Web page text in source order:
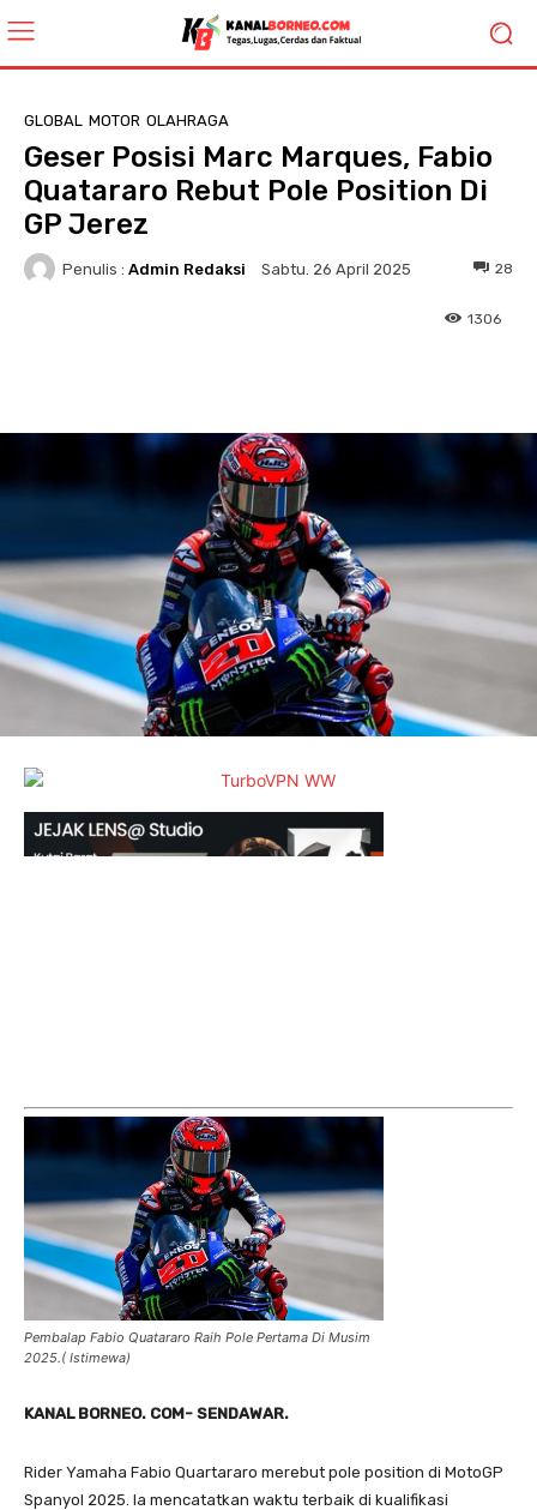
GLOBAL MOTOR OLAHRAGA
Geser Posisi Marc Marques, Fabio
Quatararo Rebut Pole Position Di
GP Jerez
Penulis : Admin Redaksi Sabtu. 26 April 2025 28
1306
Pembalap Fabio Quatararo Raih Pole Pertama Di Musim
2025.( Istimewa)
KANAL BORNEO. COM- SENDAWAR.
Rider Yamaha Fabio Quartararo merebut pole position di MotoGP
Spanyol 2025. Ia mencatatkan waktu terbaik di kualifikasi